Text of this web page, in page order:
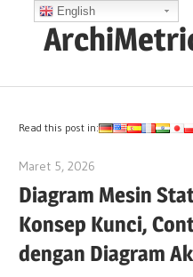
Ops,
and
More
Read this post in:
Maret 5, 2026
Diagram Mesin
Konsep Kunci,
dengan Diagram
English